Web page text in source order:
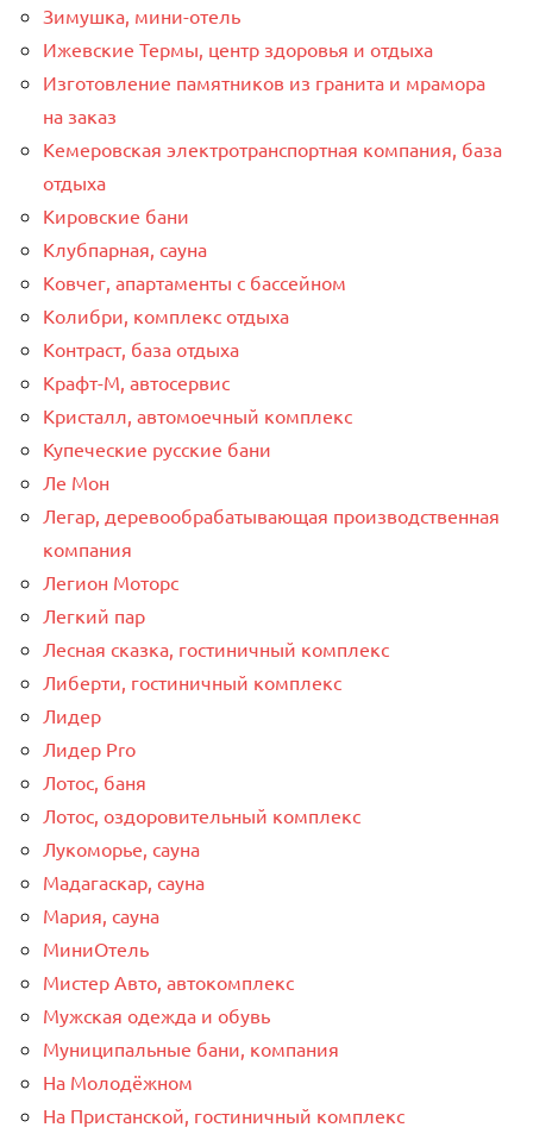
Зимушка, мини-отель
Ижевские Термы, центр здоровья и отдыха
Изготовление памятников из гранита и мрамора
на заказ
Кемеровская электротранспортная компания, база
отдыха
Кировские бани
Клубпарная, сауна
Ковчег, апартаменты с бассейном
Колибри, комплекс отдыха
Контраст, база отдыха
Крафт-М, автосервис
Кристалл, автомоечный комплекс
Купеческие русские бани
Ле Мон
Легар, деревообрабатывающая производственная
компания
Легион Моторс
Легкий пар
Лесная сказка, гостиничный комплекс
Либерти, гостиничный комплекс
Лидер
Лидер Pro
Лотос, баня
Лотос, оздоровительный комплекс
Лукоморье, сауна
Мадагаскар, сауна
Мария, сауна
МиниОтель
Мистер Авто, автокомплекс
Мужская одежда и обувь
Муниципальные бани, компания
На Молодёжном
На Пристанской, гостиничный комплекс